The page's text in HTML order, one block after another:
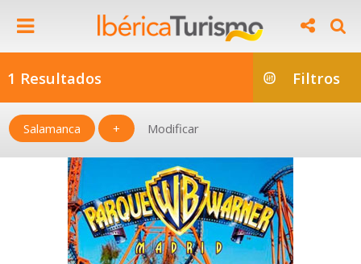
1 Resultados Filtros
Salamanca + Modificar